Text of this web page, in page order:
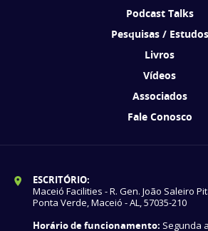
Podcast Talks
Pesquisas / Estudos
Livros
Vídeos
Associados
Fale Conosco
ESCRITÓRIO:
Maceió Facilities - R. Gen. João Saleiro
Ponta Verde, Maceió - AL, 57035-210
Horário de funcionamento: Segunda